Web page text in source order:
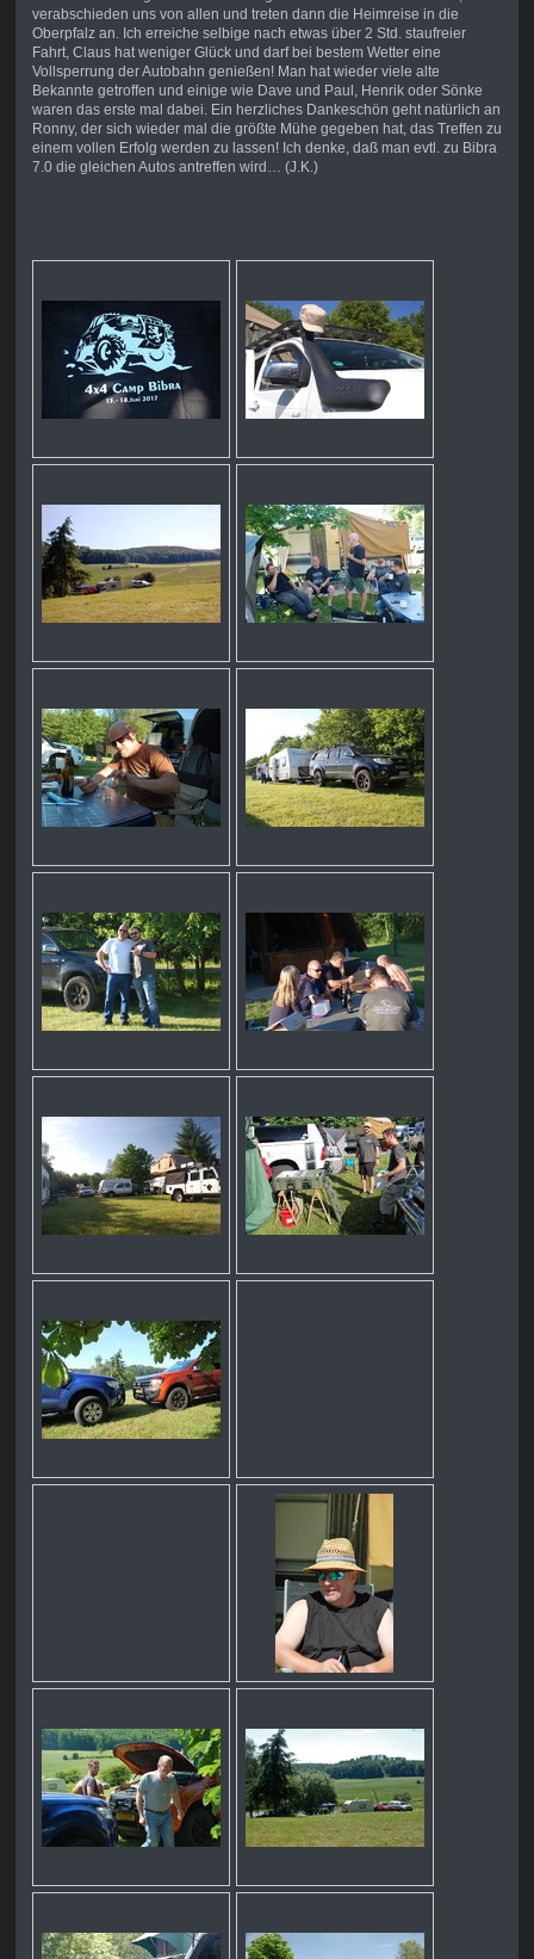
verabschieden uns von allen und treten dann die Heimreise in die
Oberpfalz an. Ich erreiche selbige nach etwas über 2 Std. staufreier
Fahrt, Claus hat weniger Glück und darf bei bestem Wetter eine
Vollsperrung der Autobahn genießen! Man hat wieder viele alte
Bekannte getroffen und einige wie Dave und Paul, Henrik oder Sönke
waren das erste mal dabei. Ein herzliches Dankeschön geht natürlich an
Ronny, der sich wieder mal die größte Mühe gegeben hat, das Treffen zu
einem vollen Erfolg werden zu lassen! Ich denke, daß man evtl. zu Bibra
7.0 die gleichen Autos antreffen wird… (J.K.)